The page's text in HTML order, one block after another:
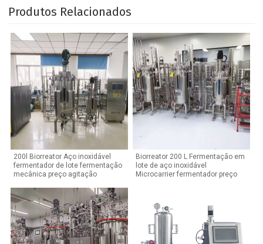
Produtos Relacionados
200l Biorreator Aço inoxidável
fermentador de lote fermentação
mecânica preço agitação
Biorreator 200 L Fermentação em
lote de aço inoxidável
Microcarrier fermentador preço